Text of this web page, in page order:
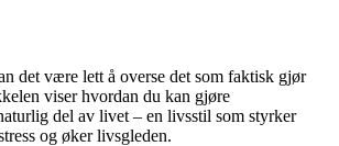
det være lett å overse det som faktisk gjør
viser hvordan du kan gjøre
del av livet – en livsstil som styrker
og øker livsgleden.